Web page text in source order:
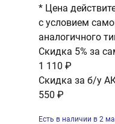
* Цена
с условием
аналогичного
Скидка 5% за
1 110 ₽
Скидка за б/у
550 ₽
Есть в наличии в 2